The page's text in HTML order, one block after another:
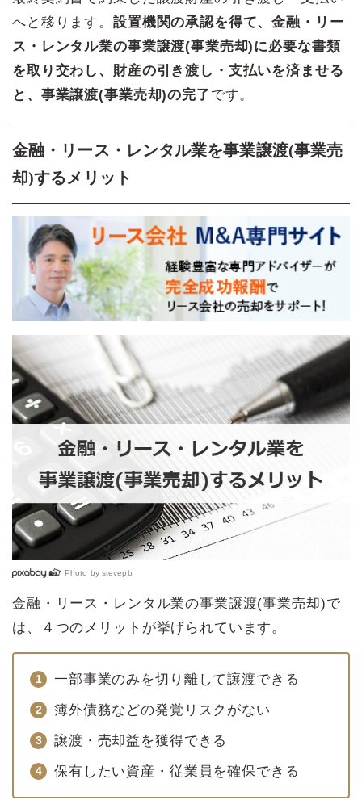
へと移ります。 設置機関の承認を得て、金融・リー
ス・レンタル業の事業譲渡(事業売却)に必要な書類
を取り交わし、財産の引き渡し・支払いを済ませる
と、事業譲渡(事業売却)の完了 です。
金融・リース・レンタル業を事業譲渡(事業売
却)するメリット
Photo by stevepb
金融・リース・レンタル業の事業譲渡(事業売却)で
は、４つのメリットが挙げられています。
一部事業のみを切り離して譲渡できる
簿外債務などの発覚リスクがない
譲渡・売却益を獲得できる
保有したい資産・従業員を確保できる